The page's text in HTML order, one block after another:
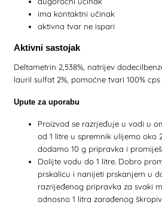
ima kontaktni učinak
aktivna tvar ne ispari
Aktivni sastojak
Deltametrin 2,538%, natrijev
lauril sulfat 2%, pomoćne tvari 100% cps
Upute za uporabu
Proizvod se razrjeđuje u vodi u
od 1 litre u spremnik ulijemo oko
dodamo 10 g pripravka i
Dolijte vodu do 1 litre. Dobro
prskalicu i nanijeti prskanjem u
razrijeđenog pripravka za svaki
odnosno 1 litra zarađenog